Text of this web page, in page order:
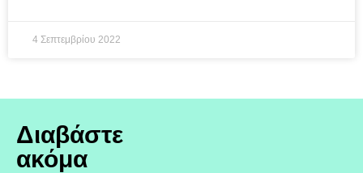
4 Σεπτεμβρίου 2022
Διαβάστε
ακόμα